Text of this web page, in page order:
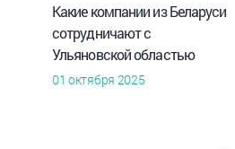
Какие компании из Беларуси
сотрудничают с
Ульяновской областью
01 октября 2025